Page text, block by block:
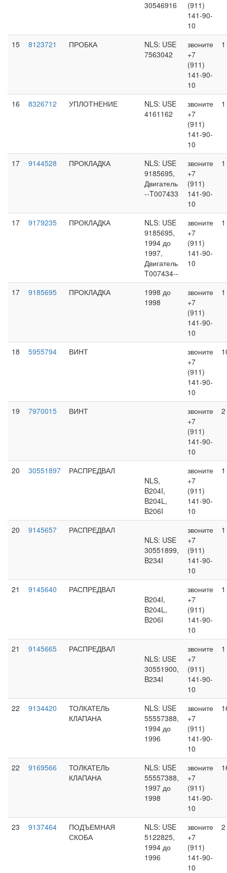
30546916
(911)
141-90-
10
15
8123721 ПРОБКА
NLS: USE
7563042
звоните
+7
(911)
141-90-
10
1
16 8326712 УПЛОТНЕНИЕ
NLS: USE
4161162
звоните
+7
(911)
141-90-
10
1
17 9144528 ПРОКЛАДКА
NLS: USE
9185695,
Двигатель
--T007433
звоните
+7
(911)
141-90-
10
1
17 9179235 ПРОКЛАДКА
NLS: USE
9185695,
1994 до
1997,
Двигатель
T007434--
звоните
+7
(911)
141-90-
10
1
17 9185695 ПРОКЛАДКА
1998 до
1998
звоните
+7
(911)
141-90-
10
1
18 5955794 ВИНТ
звоните
+7
(911)
141-90-
10
19 7970015 ВИНТ
звоните
+7
(911)
141-90-
10
2
20 30551897
РАСПРЕДВАЛ
NLS,
B204I,
B204L,
B206I
звоните
+7
(911)
141-90-
10
1
20 9145657
РАСПРЕДВАЛ
NLS: USE
30551899,
B234I
звоните
+7
(911)
141-90-
10
1
21 9145640
РАСПРЕДВАЛ
B204I,
B204L,
B206I
звоните
+7
(911)
141-90-
10
1
21 9145665
РАСПРЕДВАЛ
NLS: USE
30551900,
B234I
звоните
+7
(911)
141-90-
10
1
22 9134420
ТОЛКАТЕЛЬ
КЛАПАНА
NLS: USE
55557388,
1994 до
1996
звоните
+7
(911)
141-90-
10
22 9169566
ТОЛКАТЕЛЬ
КЛАПАНА
NLS: USE
55557388,
1997 до
1998
звоните
+7
(911)
141-90-
10
23 9137464
ПОДЪЕМНАЯ
СКОБА
NLS: USE
5122825,
1994 до
1996
звоните
+7
(911)
141-90-
10
2